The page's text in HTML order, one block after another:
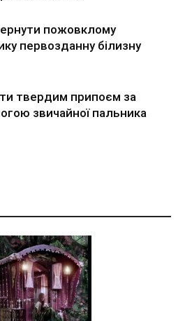
пожовклому
первозданну білизну
твердим припоєм за
звичайної пальника